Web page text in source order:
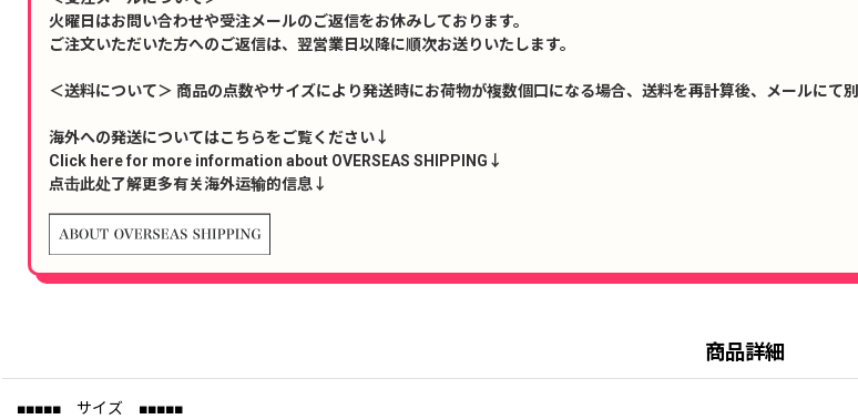
火曜日はお問い合わせや受注メールのご返信をお休みしております。
ご注文いただいた方へのご返信は、翌営業日以降に順次お送りいたします。
＜送料について＞ 商品の点数やサイズにより発送時にお荷物が複数個口になる場合、送料を再計算後、メールにて
海外への発送についてはこちらをご覧ください↓
Click here for more information about OVERSEAS SHIPPING↓
点击此处了解更多有关海外运输的信息↓
商品詳細
■■■■■ サイズ ■■■■■